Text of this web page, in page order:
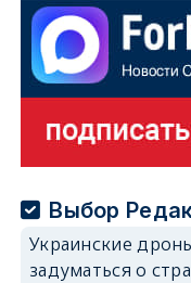
Выбор
Украинские
задуматься о